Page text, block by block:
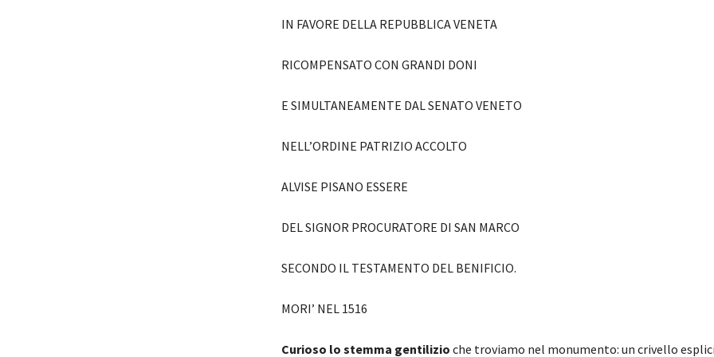
IN FAVORE DELLA REPUBBLICA VENETA
RICOMPENSATO CON GRANDI DONI
E SIMULTANEAMENTE DAL SENATO VENETO
NELL’ORDINE PATRIZIO ACCOLTO
ALVISE PISANO ESSERE
DEL SIGNOR PROCURATORE DI SAN MARCO
SECONDO IL TESTAMENTO DEL BENIFICIO.
MORI’ NEL 1516
Curioso lo stemma gentilizio che troviamo nel monumento: un crivello